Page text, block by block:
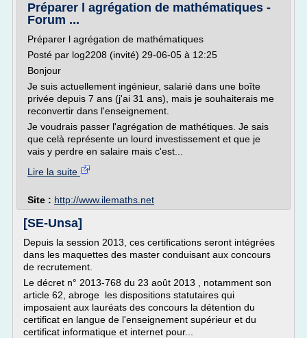
Préparer l agrégation de mathématiques -
Forum ...
Préparer l agrégation de mathématiques
Posté par log2208 (invité) 29-06-05 à 12:25
Bonjour
Je suis actuellement ingénieur, salarié dans une boîte
privée depuis 7 ans (j'ai 31 ans), mais je souhaiterais me
reconvertir dans l'enseignement.
Je voudrais passer l'agrégation de mathétiques. Je sais
que celà représente un lourd investissement et que je
vais y perdre en salaire mais c'est...
Lire la suite
Site : http://www.ilemaths.net
[SE-Unsa]
Depuis la session 2013, ces certifications seront intégrées
dans les maquettes des master conduisant aux concours
de recrutement.
Le décret n° 2013-768 du 23 août 2013 , notamment son
article 62, abroge les dispositions statutaires qui
imposaient aux lauréats des concours la détention du
certificat en langue de l'enseignement supérieur et du
certificat informatique et internet pour...